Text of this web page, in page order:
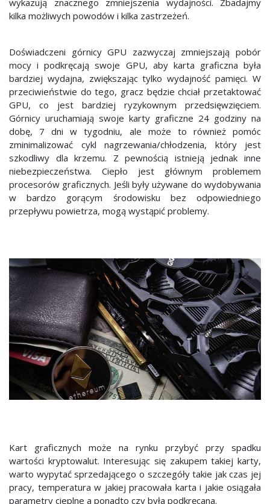
wykazują znacznego zmniejszenia wydajności. Zbadajmy
kilka możliwych powodów i kilka zastrzeżeń.
Doświadczeni górnicy GPU zazwyczaj zmniejszają pobór
mocy i podkręcają swoje GPU, aby karta graficzna była
bardziej wydajna, zwiększając tylko wydajność pamięci. W
przeciwieństwie do tego, gracz będzie chciał przetaktować
GPU, co jest bardziej ryzykownym przedsięwzięciem.
Górnicy uruchamiają swoje karty graficzne 24 godziny na
dobę, 7 dni w tygodniu, ale może to również pomóc
zminimalizować cykl nagrzewania/chłodzenia, który jest
szkodliwy dla krzemu. Z pewnością istnieją jednak inne
niebezpieczeństwa. Ciepło jest głównym problemem
procesorów graficznych. Jeśli były używane do wydobywania
w bardzo gorącym środowisku bez odpowiedniego
przepływu powietrza, mogą wystąpić problemy.
Kart graficznych może na rynku przybyć przy spadku
wartości kryptowalut. Interesując się zakupem takiej karty,
warto wypytać sprzedającego o szczegóły takie jak czas jej
pracy, temperatura w jakiej pracowała karta i jakie osiągała
parametry cieplne a ponadto czy była podkręcana.